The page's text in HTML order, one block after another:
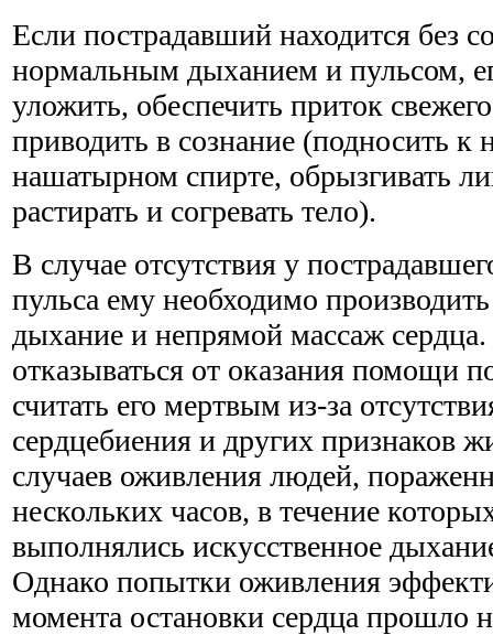
Если пострадавший находится без
нормальным дыханием и пульсом,
уложить, обеспечить приток
приводить в сознание (подносить к
нашатырном спирте, обрызгивать
растирать и согревать тело).
В случае отсутствия у
пульса ему необходимо
дыхание и непрямой массаж сердца.
отказываться от оказания помощи
считать его мертвым из-за
сердцебиения и других признаков
случаев оживления людей,
нескольких часов, в течение
выполнялись искусственное
Однако попытки оживления
момента остановки сердца прошло